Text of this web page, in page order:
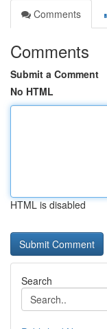
Comments
Comments
Submit a Comment
No HTML
HTML is disabled
Search